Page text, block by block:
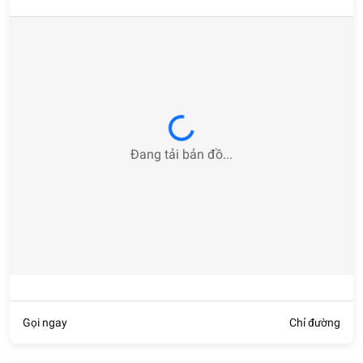
- Tạo điểm nhấn và sự cuốn hút cho không gian.
rất nhiều loại decor. Tuy nhiên, có thể chia thành 3 nhóm
chính gồm có: Decor treo tường, Decor để bàn và Decor rời.
tường...
Loading...
Đang tải bản đồ...
Gọi ngay Chỉ đường